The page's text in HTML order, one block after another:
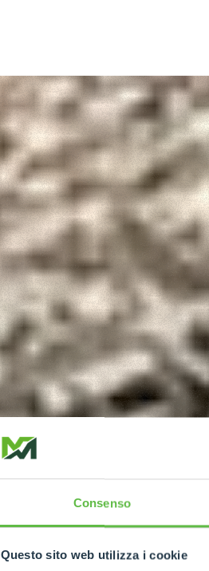
Consenso
Questo sito web utilizza i cookie